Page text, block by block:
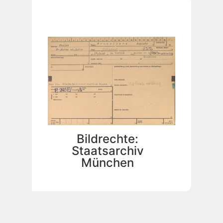
Bildrechte:
Staatsarchiv
München